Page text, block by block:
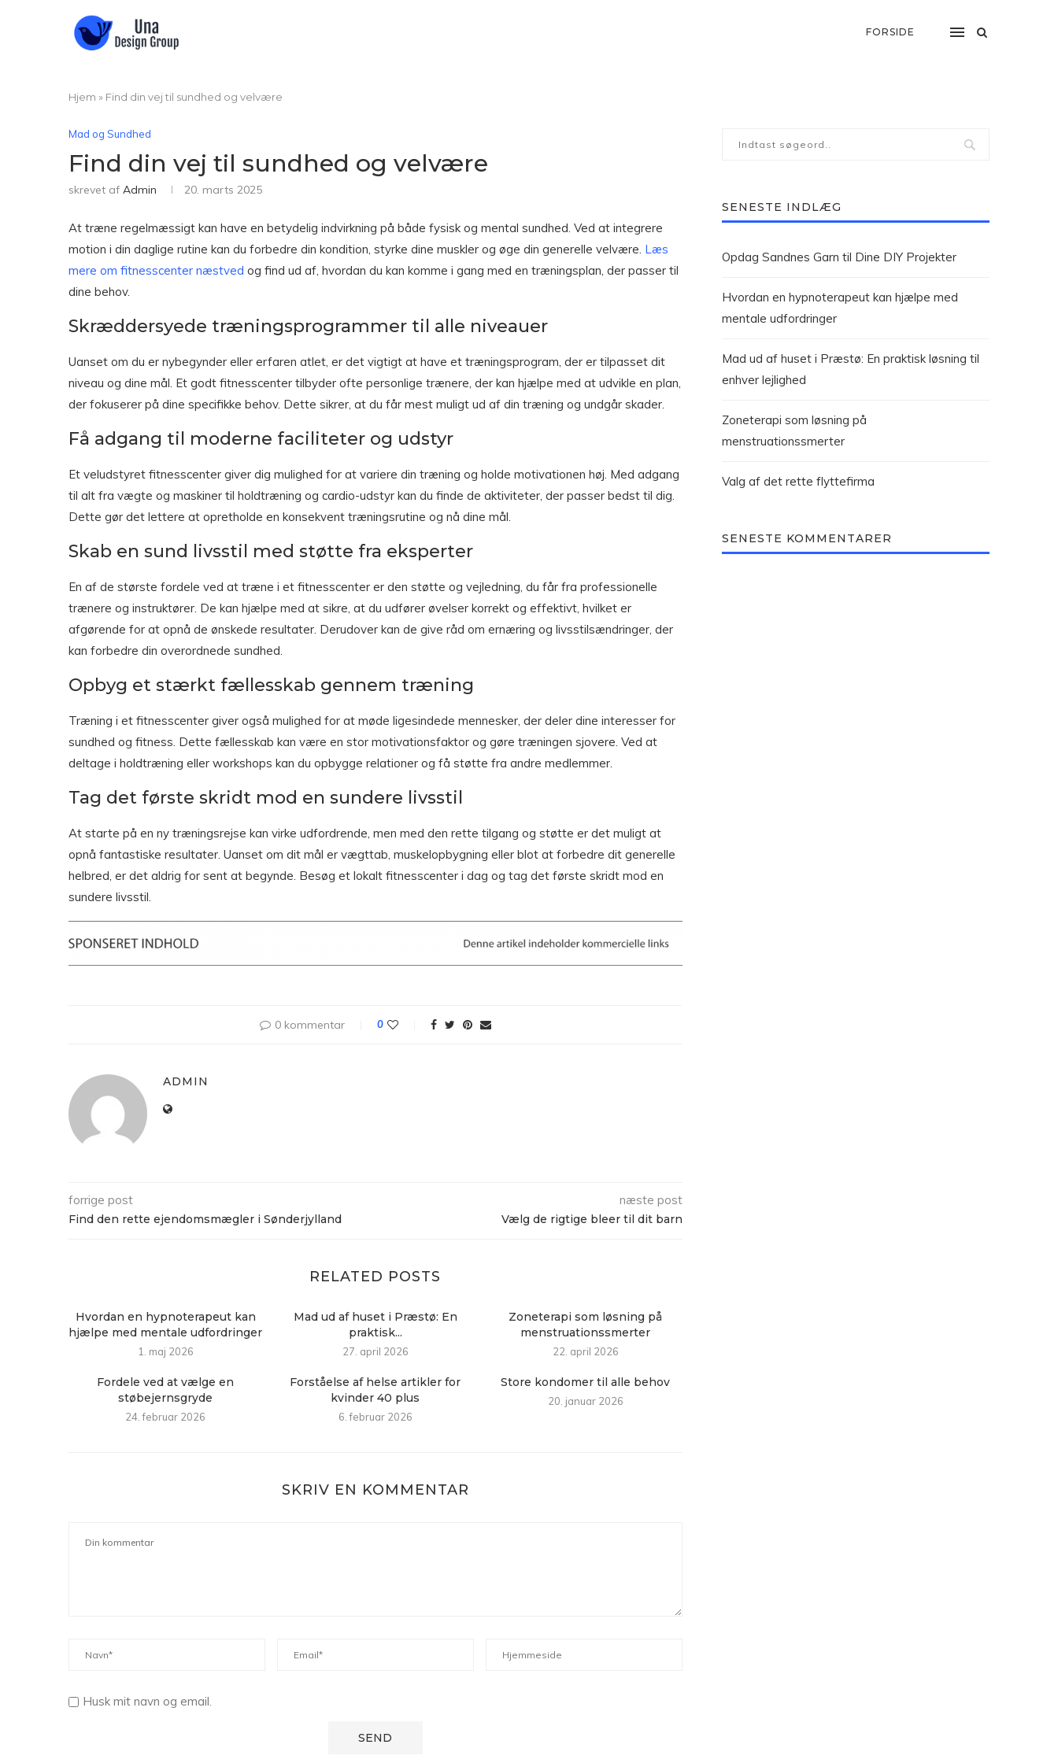
FORSIDE
Hjem » Find din vej til sundhed og velvære
Mad og Sundhed
Find din vej til sundhed og velvære
skrevet af Admin 20. marts 2025
At træne regelmæssigt kan have en betydelig indvirkning på både fysisk og mental sundhed. Ved at integrere
motion i din daglige rutine kan du forbedre din kondition, styrke dine muskler og øge din generelle velvære. Læs
mere om fitnesscenter næstved og find ud af, hvordan du kan komme i gang med en træningsplan, der passer til
dine behov.
Skræddersyede træningsprogrammer til alle niveauer
Uanset om du er nybegynder eller erfaren atlet, er det vigtigt at have et træningsprogram, der er tilpasset dit
niveau og dine mål. Et godt fitnesscenter tilbyder ofte personlige trænere, der kan hjælpe med at udvikle en plan,
der fokuserer på dine specifikke behov. Dette sikrer, at du får mest muligt ud af din træning og undgår skader.
Få adgang til moderne faciliteter og udstyr
Et veludstyret fitnesscenter giver dig mulighed for at variere din træning og holde motivationen høj. Med adgang
til alt fra vægte og maskiner til holdtræning og cardio-udstyr kan du finde de aktiviteter, der passer bedst til dig.
Dette gør det lettere at opretholde en konsekvent træningsrutine og nå dine mål.
Skab en sund livsstil med støtte fra eksperter
En af de største fordele ved at træne i et fitnesscenter er den støtte og vejledning, du får fra professionelle
trænere og instruktører. De kan hjælpe med at sikre, at du udfører øvelser korrekt og effektivt, hvilket er
afgørende for at opnå de ønskede resultater. Derudover kan de give råd om ernæring og livsstilsændringer, der
kan forbedre din overordnede sundhed.
Opbyg et stærkt fællesskab gennem træning
Træning i et fitnesscenter giver også mulighed for at møde ligesindede mennesker, der deler dine interesser for
sundhed og fitness. Dette fællesskab kan være en stor motivationsfaktor og gøre træningen sjovere. Ved at
deltage i holdtræning eller workshops kan du opbygge relationer og få støtte fra andre medlemmer.
Tag det første skridt mod en sundere livsstil
At starte på en ny træningsrejse kan virke udfordrende, men med den rette tilgang og støtte er det muligt at
opnå fantastiske resultater. Uanset om dit mål er vægttab, muskelopbygning eller blot at forbedre dit generelle
helbred, er det aldrig for sent at begynde. Besøg et lokalt fitnesscenter i dag og tag det første skridt mod en
sundere livsstil.
0 kommentar 0
ADMIN
forrige post
Find den rette ejendomsmægler i Sønderjylland
næste post
Vælg de rigtige bleer til dit barn
RELATED POSTS
Hvordan en hypnoterapeut kan
hjælpe med mentale udfordringer
1. maj 2026
Mad ud af huset i Præstø: En
praktisk...
27. april 2026
Zoneterapi som løsning på
menstruationssmerter
22. april 2026
Fordele ved at vælge en
støbejernsgryde
24. februar 2026
Forståelse af helse artikler for
kvinder 40 plus
6. februar 2026
Store kondomer til alle behov
20. januar 2026
SKRIV EN KOMMENTAR
Husk mit navn og email.
SENESTE INDLÆG
Opdag Sandnes Garn til Dine DIY Projekter
Hvordan en hypnoterapeut kan hjælpe med
mentale udfordringer
Mad ud af huset i Præstø: En praktisk løsning til
enhver lejlighed
Zoneterapi som løsning på
menstruationssmerter
Valg af det rette flyttefirma
SENESTE KOMMENTARER